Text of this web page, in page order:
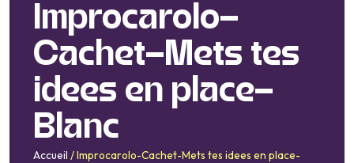
Improcarolo-
Cachet-Mets tes
idees en place-
Blanc
Accueil /Improcarolo-Cachet-Mets tes idees en place-